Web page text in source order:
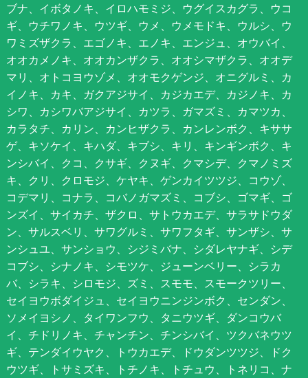
ブナ、イボタノキ、イロハモミジ、ウグイスカグラ、ウコ
ギ、ウチワノキ、ウツギ、ウメ、ウメモドキ、ウルシ、ウ
ワミズザクラ、エゴノキ、エノキ、エンジュ、オウバイ、
オオカメノキ、オオカンザクラ、オオシマザクラ、オオデ
マリ、オトコヨウゾメ、オオモクゲンジ、オニグルミ、カ
イノキ、カキ、ガクアジサイ、カジカエデ、カジノキ、カ
シワ、カシワバアジサイ、カツラ、ガマズミ、カマツカ、
カラタチ、カリン、カンヒザクラ、カンレンボク、キササ
ゲ、キソケイ、キハダ、キブシ、キリ、キンギンボク、キ
ンシバイ、クコ、クサギ、クヌギ、クマシデ、クマノミズ
キ、クリ、クロモジ、ケヤキ、ゲンカイツツジ、コウゾ、
コデマリ、コナラ、コバノガマズミ、コブシ、ゴマギ、ゴ
ンズイ、サイカチ、ザクロ、サトウカエデ、サラサドウダ
ン、サルスベリ、サワグルミ、サワフタギ、サンザシ、サ
ンシュユ、サンショウ、シジミバナ、シダレヤナギ、シデ
コブシ、シナノキ、シモツケ、ジューンベリー、シラカ
バ、シラキ、シロモジ、ズミ、スモモ、スモークツリー、
セイヨウボダイジュ、セイヨウニンジンボク、センダン、
ソメイヨシノ、タイワンフウ、タニウツギ、ダンコウバ
イ、チドリノキ、チャンチン、チンシバイ、ツクバネウツ
ギ、テンダイウヤク、トウカエデ、ドウダンツツジ、ドク
ウツギ、トサミズキ、トチノキ、トチュウ、トネリコ、ナ